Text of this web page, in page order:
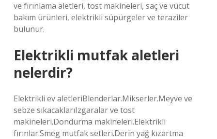
ve fırınlama aletleri, tost makineleri, saç ve vücut
bakım ürünleri, elektrikli süpürgeler ve teraziler
bulunur.
Elektrikli mutfak aletleri
nelerdir?
Elektrikli ev aletleriBlenderlar.Mikserler.Meyve ve
sebze sıkacaklarıIzgaralar ve tost
makineleri.Dondurma makineleri.Elektrikli
fırınlar.Smeg mutfak setleri.Derin yağ kızartma